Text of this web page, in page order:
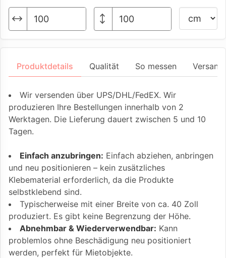
Produktdetails Qualität So messen
Wir versenden über UPS/DHL/FedEX. Wir
produzieren Ihre Bestellungen innerhalb von 2
Werktagen. Die Lieferung dauert zwischen 5 und 10
Tagen.
Einfach anzubringen: Einfach abziehen, anbringen
und neu positionieren – kein zusätzliches
Klebematerial erforderlich, da die Produkte
selbstklebend sind.
Typischerweise mit einer Breite von ca. 40 Zoll
produziert. Es gibt keine Begrenzung der Höhe.
Abnehmbar & Wiederverwendbar: Kann
problemlos ohne Beschädigung neu positioniert
werden, perfekt für Mietobjekte.